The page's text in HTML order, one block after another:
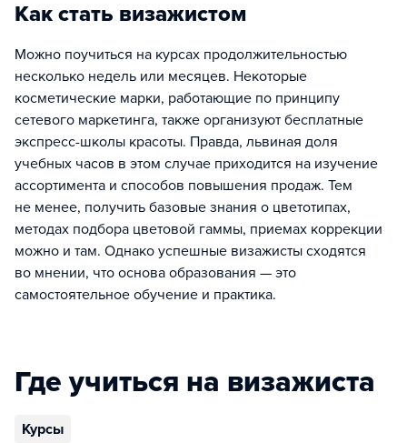
Как стать визажистом
Можно поучиться на курсах продолжительностью
несколько недель или месяцев. Некоторые
косметические марки, работающие по принципу
сетевого маркетинга, также организуют бесплатные
экспресс-школы красоты. Правда, львиная доля
учебных часов в этом случае приходится на изучение
ассортимента и способов повышения продаж. Тем
не менее, получить базовые знания о цветотипах,
методах подбора цветовой гаммы, приемах коррекции
можно и там. Однако успешные визажисты сходятся
во мнении, что основа образования — это
самостоятельное обучение и практика.
Где учиться на визажиста
Курсы